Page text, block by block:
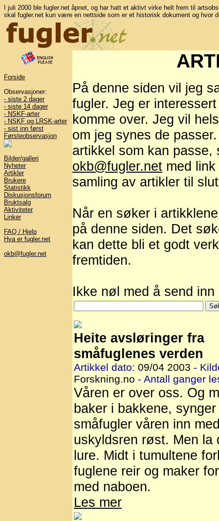
I juli 2000 ble fugler.net åpnet, og har hatt et aktivt virke helt frem til
skal fugler.net kun være en nettside som er et historisk dokument og hvor
Forside
Observasjoner:
- siste 2 dager
- siste 14 dager
- NSKF-arter
- NSKF og LRSK-arter
- sist inn først
Førsteobservasjon
Bilder/galleri
Nyheter
Artikler
Brukere
Statistikk
Diskusjonsforum
Bruktsalg
Aktiviteter
Linker
FAQ / Hjelp
Hva er fugler.net
okb@fugler.net
På denne siden vil jeg
fugler. Jeg er
komme over. Jeg vil
om jeg synes de
artikkel som kan
okb@fugler.net med
samling av artikler til
Når en søker i
på denne siden. Det
kan dette bli et godt
fremtiden.
Ikke nøl med å send
Heite avsløringer fra
småfuglenes verden
Artikkel dato: 09/04 2003 -
Forskning.no - Antall ganger
Våren er over oss. Og
baker i bakkene,
småfugler våren inn
uskyldsren røst. Men la
lure. Midt i tumultene
fuglene reir og maker
med naboen.
Les mer